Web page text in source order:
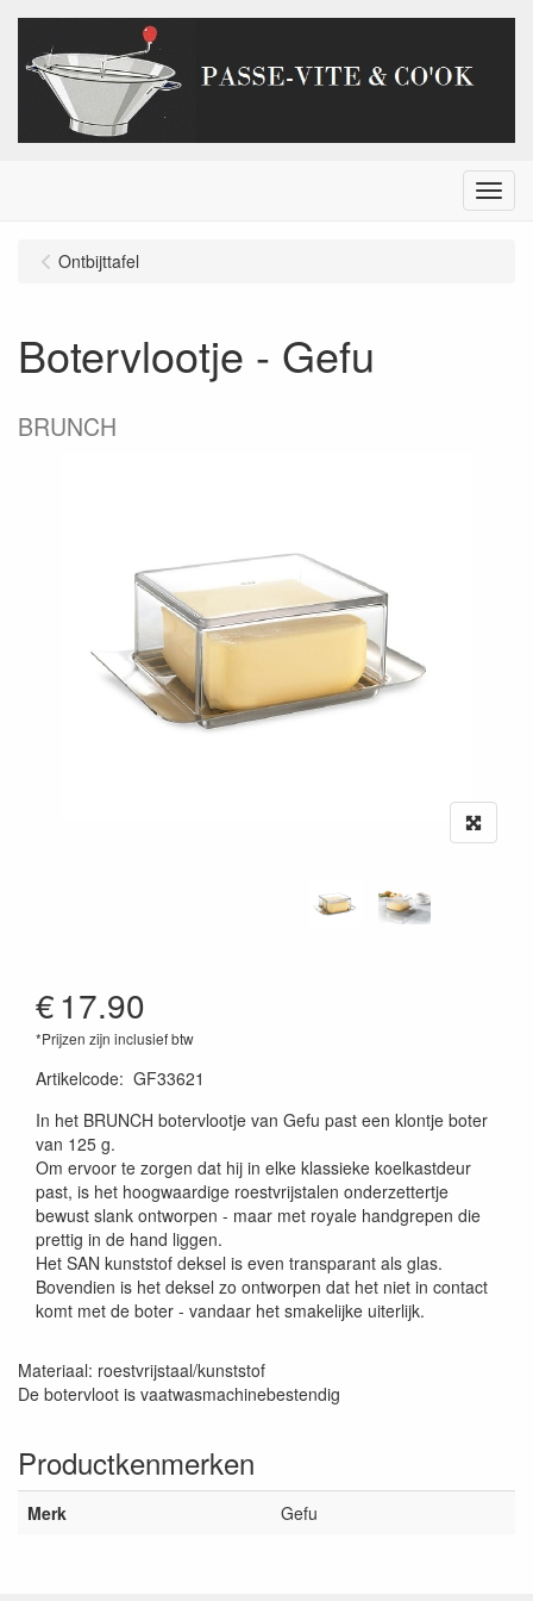
Menu
Ontbijttafel
Botervlootje - Gefu
BRUNCH
€17.90
*Prijzen zijn inclusief btw
Artikelcode: GF33621
In het BRUNCH botervlootje van Gefu past een klontje boter
van 125 g.
Om ervoor te zorgen dat hij in elke klassieke koelkastdeur
past, is het hoogwaardige roestvrijstalen onderzettertje
bewust slank ontworpen - maar met royale handgrepen die
prettig in de hand liggen.
Het SAN kunststof deksel is even transparant als glas.
Bovendien is het deksel zo ontworpen dat het niet in contact
komt met de boter - vandaar het smakelijke uiterlijk.
Materiaal: roestvrijstaal/kunststof
De botervloot is vaatwasmachinebestendig
Productkenmerken
Merk Gefu